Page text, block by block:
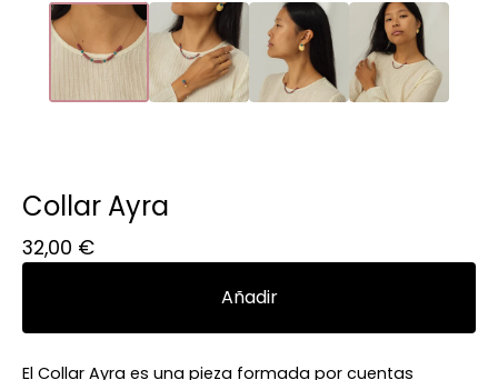
Collar Ayra
32,00 €
Añadir
El Collar Ayra es una pieza formada por cuentas